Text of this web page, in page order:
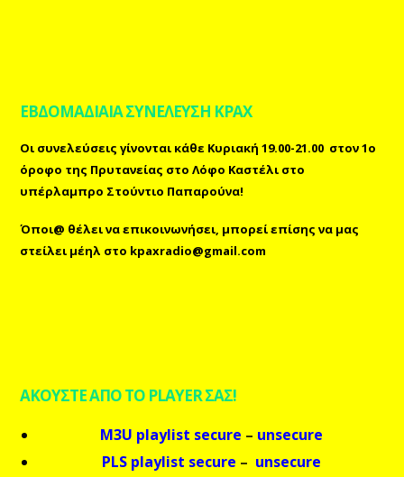
ΕΒΔΟΜΑΔΙΑΙΑ ΣΥΝΕΛΕΥΣΗ ΚΡΑΧ
Οι συνελεύσεις γίνονται κάθε Κυριακή 19.00-21.00 στον 1ο
όροφο της Πρυτανείας στο Λόφο Καστέλι στο
υπέρλαμπρο Στούντιο Παπαρούνα!
Όποι@ θέλει να επικοινωνήσει, μπορεί επίσηςνα μας
στείλει μέηλ στο kpaxradio@gmail.com
ΑΚΟΥΣΤΕ ΑΠΟ ΤΟ PLAYER ΣΑΣ!
M3U playlist secure – unsecure
PLS playlist secure – unsecure